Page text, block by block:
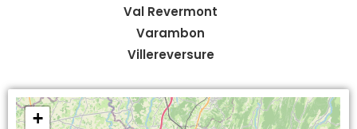
Val Revermont
Varambon
Villereversure
+